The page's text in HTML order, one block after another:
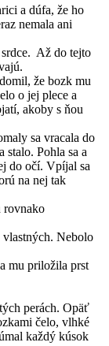
a dúfa, že ho
nemala ani
Až do tejto
že bozk mu
o jej plece a
akoby s ňou
sa vracala do
stalo. Pohla sa a
do očí. Vpíjal sa
na nej tak
rovnako
vlastných. Nebolo
mu priložila prst
perách. Opäť
čelo, vlhké
každý kúsok